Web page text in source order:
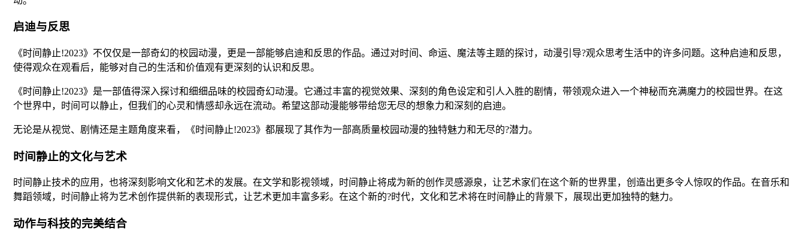
启迪与反思
《时间静止!2023》不仅仅是一部奇幻的校园动漫，更是一部能够启迪和反思的作品。通过对时间、命运、魔法等主题的探讨，动漫引导?观众思考生活中的许多问题。这种启迪和反思，
使得观众在观看后，能够对自己的生活和价值观有更深刻的认识和反思。
《时间静止!2023》是一部值得深入探讨和细细品味的校园奇幻动漫。它通过丰富的视觉效果、深刻的角色设定和引人入胜的剧情，带领观众进入一个神秘而充满魔力的校园世界。在这
个世界中，时间可以静止，但我们的心灵和情感却永远在流动。希望这部动漫能够带给您无尽的想象力和深刻的启迪。
无论是从视觉、剧情还是主题角度来看，《时间静止!2023》都展现了其作为一部高质量校园动漫的独特魅力和无尽的?潜力。
时间静止的文化与艺术
时间静止技术的应用，也将深刻影响文化和艺术的发展。在文学和影视领域，时间静止将成为新的创作灵感源泉，让艺术家们在这个新的世界里，创造出更多令人惊叹的作品。在音乐和
舞蹈领域，时间静止将为艺术创作提供新的表现形式，让艺术更加丰富多彩。在这个新的?时代，文化和艺术将在时间静止的背景下，展现出更加独特的魅力。
动作与科技的完美结合